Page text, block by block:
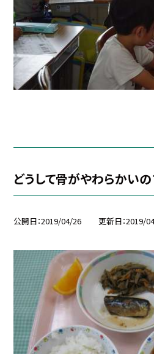
どうして骨がやわらかいの
公開日 2019/04/26 更新日 2019/